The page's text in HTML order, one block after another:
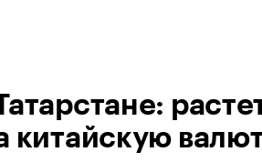
китайскую